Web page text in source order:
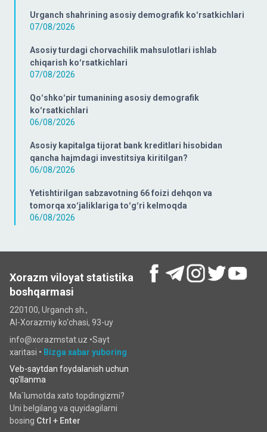
Urganch shahrining asosiy demografik koʻrsatkichlari
07/08/2026
Asosiy turdagi chorvachilik mahsulotlari ishlab
chiqarish koʻrsatkichlari
07/08/2026
Qoʻshkoʻpir tumanining asosiy demografik
koʻrsatkichlari
06/08/2026
Asosiy kapitalga tijorat bank kreditlari hisobidan
qancha hajmdagi investitsiya kiritilgan?
06/08/2026
Yetishtirilgan sabzavotning 66 foizi dehqon va
tomorqa xoʻjaliklariga toʻgʻri kelmoqda
06/08/2026
Xorazm viloyat statistika
boshqarmasi
220100, Urganch sh.,
Al-Xorazmiy ko‘chаsi, 93-uy
info@xorazmstat.uz •Sayt
xaritasi • Bizga xabar yuboring
Veb-saytdan foydalanish uchun
qo'llanma
Ma`lumotda xato topdingizmi?
Uni belgilang va quyidagilarni
bosing Ctrl + Enter